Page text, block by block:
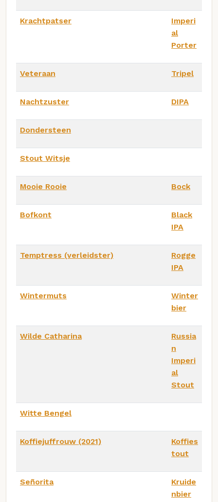
Krachtpatser
Imperi
al
Porter
Veteraan Tripel
Nachtzuster DIPA
Dondersteen
Stout Witsje
Mooie Rooie Bock
Bofkont
Black
IPA
Temptress (verleidster)
Rogge
IPA
Wintermuts
Winter
bier
Wilde Catharina
Russia
n
Imperi
al
Stout
Witte Bengel
Koffiejuffrouw (2021)
Koffies
tout
Señorita
Kruide
nbier